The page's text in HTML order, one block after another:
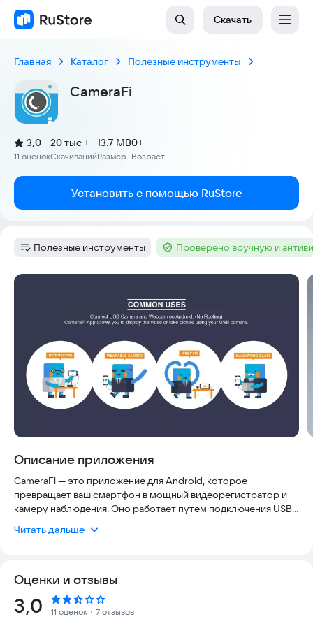
Скачать
Главная Каталог Полезные инструменты
CameraFi
Рейтинг:
3,0
(
11 оценок
)
Скачиваний
20 тыс +
Размер
13.7 MB
Возраст
0+
Установить с помощью RuStore
Категория:
Полезные инструменты Тег :Проверено вручную и
Скриншоты
Описание приложения
CameraFi — это приложение для Android, которое
превращает ваш смартфон в мощный видеорегистратор и
камеру наблюдения. Оно работает путем подключения USB-
позволяет захватывать изображения и записывать видео в
Вы можете подключить к приложению самые разные
устройства: микроскопы, эндоскопы, экшн-камеры,
видеорегистраторы, носимые камеры, а также
Читать дальше
Оценки и отзывы
Рейтинг:
3,0 11 оценок ・7 отзывов